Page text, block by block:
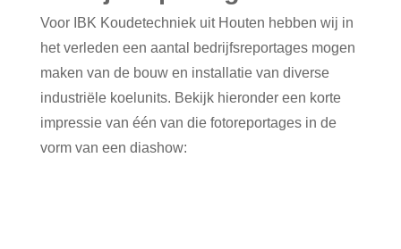
Voor IBK Koudetechniek uit Houten hebben wij in
het verleden een aantal bedrijfsreportages mogen
maken van de bouw en installatie van diverse
industriële koelunits. Bekijk hieronder een korte
impressie van één van die fotoreportages in de
vorm van een diashow: